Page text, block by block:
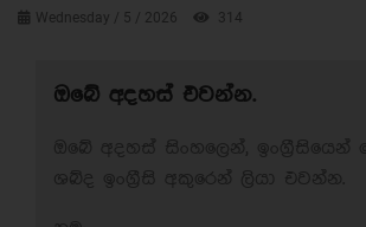
Wednesday / 5 / 2026 314
ඔබේ අදහස් එවන්න.